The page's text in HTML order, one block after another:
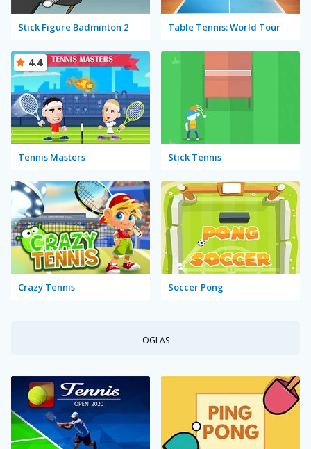
Stick Figure Badminton 2 Table Tennis: World Tour
Tennis Masters
4.4
Stick Tennis
Crazy Tennis Soccer Pong
OGLAS